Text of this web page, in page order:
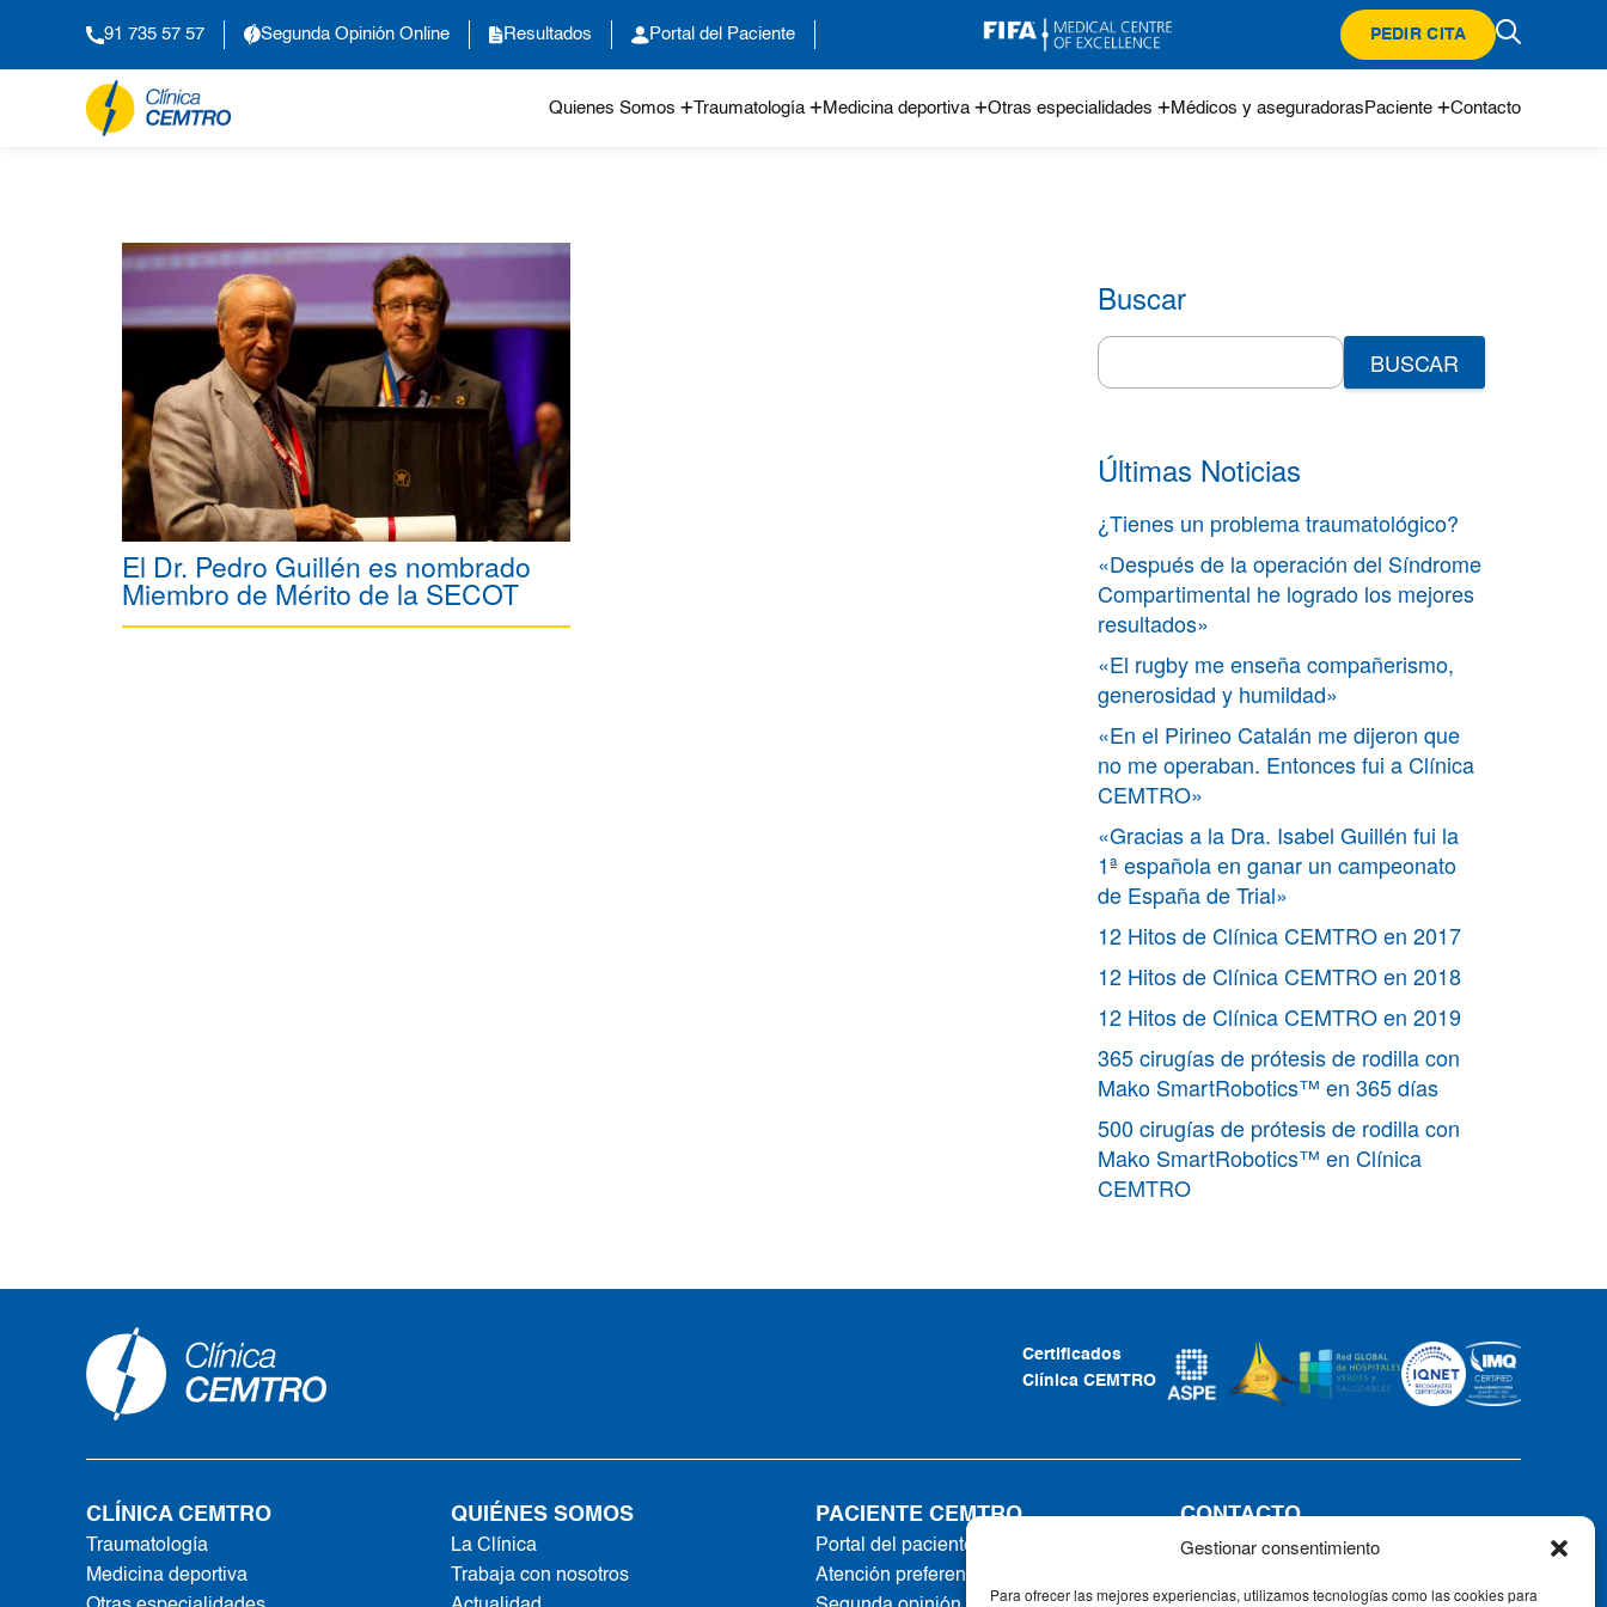
Gestionar consentimiento
Para ofrecer las mejores experiencias, utilizamos tecnologías como las cookies para
91 735 57 57 Segunda Opinión Online Resultados Portal del Paciente PEDIR CITA
Quienes Somos Traumatología Medicina deportiva Otras especialidades Médicos y aseguradoras Paciente Contacto
El Dr. Pedro Guillén es nombrado
Miembro de Mérito de la SECOT
Buscar
Search
for:
Últimas Noticias
¿Tienes un problema traumatológico?
«Después de la operación del Síndrome
Compartimental he logrado los mejores
resultados»
«El rugby me enseña compañerismo,
generosidad y humildad»
«En el Pirineo Catalán me dijeron que
no me operaban. Entonces fui a Clínica
CEMTRO»
«Gracias a la Dra. Isabel Guillén fui la
1ª española en ganar un campeonato
de España de Trial»
12 Hitos de Clínica CEMTRO en 2017
12 Hitos de Clínica CEMTRO en 2018
12 Hitos de Clínica CEMTRO en 2019
365 cirugías de prótesis de rodilla con
Mako SmartRobotics™ en 365 días
500 cirugías de prótesis de rodilla con
Mako SmartRobotics™ en Clínica
CEMTRO
Certificados
Clínica CEMTRO
CLÍNICA CEMTRO
Traumatología
Medicina deportiva
QUIÉNES SOMOS
La Clínica
Trabaja con nosotros
PACIENTE CEMTRO
Portal del paciente
Atención preferente
CONTACTO
Tel: +34 91 735 57 57 | Fax: 91 735